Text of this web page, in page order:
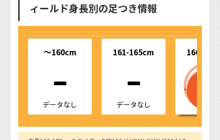
ィールド身長別の足つき情報
～160cm
-
データなし
161-165cm
-
データなし
166-